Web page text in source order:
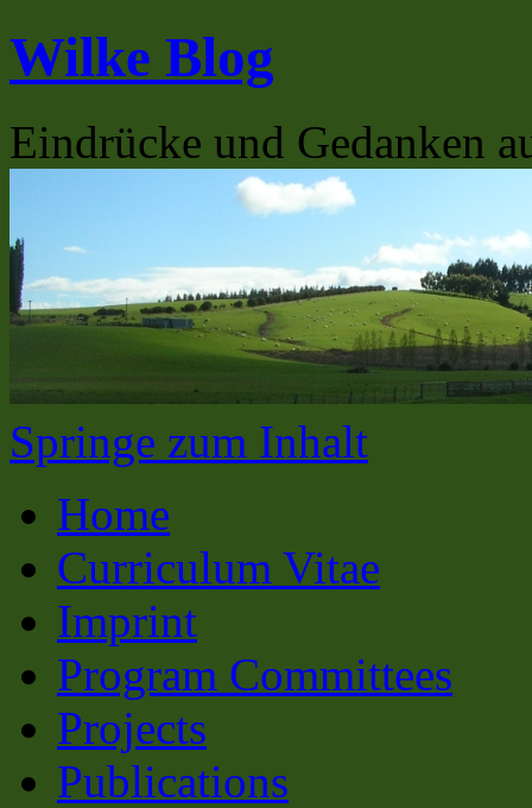
Wilke Blog
Eindrücke und Gedanken
Springe zum Inhalt
Home
Curriculum Vitae
Imprint
Program Committees
Projects
Publications